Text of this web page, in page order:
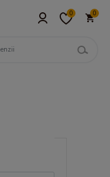
0 0